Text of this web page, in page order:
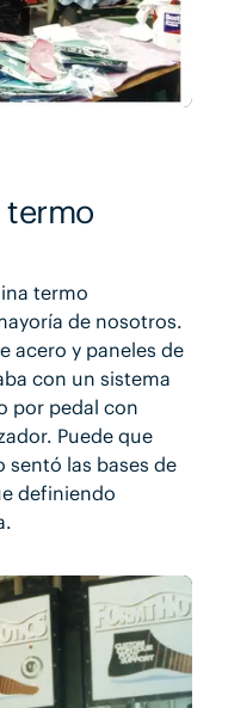
termo
termo
de nosotros.
acero y paneles de
con un sistema
por pedal con
Puede que
sentó las bases de
definiendo